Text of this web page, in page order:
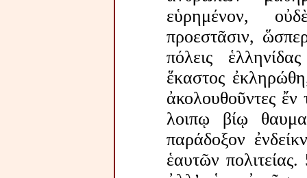
εὑρημένον,
προεστᾶσιν,
πόλεις
ἕκαστος
ἀκολουθοῦντες ἔν
λοιπῳ βίῳ
παράδοξον
ἑαυτῶν πολιτείας.